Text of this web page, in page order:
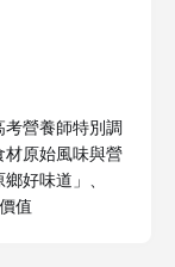
營養師特別調
原始風味與營
好味道」、
值